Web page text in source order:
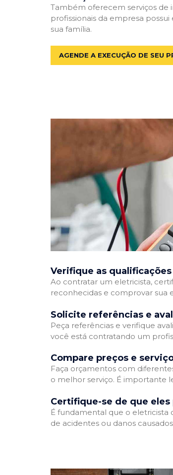
Também oferecem serviços de
profissionais da empresa
sua família.
AGENDE A EXECUÇÃO DE SEU
Verifique as
Ao contratar um eletricista,
reconhecidas e comprovar sua
Solicite referências e
Peça referências e verifique
você está contratando um
Compare preços e
Faça orçamentos com
o melhor serviço. É importante
Certifique-se de que
É fundamental que o eletricista
de acidentes ou danos